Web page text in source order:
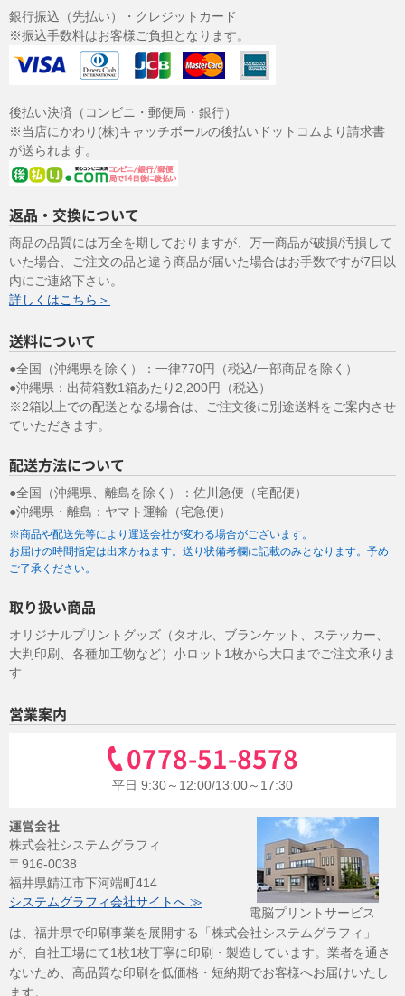
（７）個人情報を入力するにあたっての注意事項
サンプル配送やその後のご連絡に必要な情報を入力していただきま
す。必ず全ての項目を正しく入力してください。不備があった場
合、配送やその他の連絡がうまくできない場合があります。 なお入
いただきました商品、または弊社サービスのご案内をさせていただ
くことがあります。
（８）本人が容易に認識できない方法による個人情報の取得
クッキーやウェブビーコン等を用いるなどして、本人が容易に認識
（９）個人情報の安全管理措置について
取得した個人情報については、漏洩、減失またはき損の防止と是
正、その他個人情報の安全管理のために必要かつ適切な措置を講じ
ます。
お問合せへの回答後、取得した個人情報は当社において削除致しま
す。
じています。
（１０）個人情報の任意性について
皆様方が弊社に提供する個人情報は、基本的に任意の提供と致しま
すが、お願いした個人情報を提供して頂けない場合、本来の適正な
手続き等の処理又は迅速な連絡等の対応が出来ず、皆様方に不利益
（１１）個人情報保護方針
当社ホームページの個人情報保護方針を ご覧下さい。
2009年9月1日制定
2020年11月1日改定
株式会社 システムグラフィ 代表取締役 児玉修一
銀行振込（先払い）・クレジットカード
※振込手数料はお客様ご負担となります。
後払い決済（コンビニ・郵便局・銀行）
※当店にかわり(株)キャッチボールの後払いドットコムより請求書
が送られます。
返品・交換について
商品の品質には万全を期しておりますが、万一商品が破損/汚損して
いた場合、ご注文の品と違う商品が届いた場合はお手数ですが7日以
内にご連絡下さい。
詳しくはこちら＞
送料について
●全国（沖縄県を除く）：一律770円（税込/一部商品を除く）
●沖縄県：出荷箱数1箱あたり2,200円（税込）
※2箱以上での配送となる場合は、ご注文後に別途送料をご案内させ
ていただきます。
配送方法について
●全国（沖縄県、離島を除く）：佐川急便（宅配便）
●沖縄県・離島：ヤマト運輸（宅急便）
※商品や配送先等により運送会社が変わる場合がございます。
お届けの時間指定は出来かねます。送り状備考欄に記載のみとなります。予め
ご了承ください。
取り扱い商品
オリジナルプリントグッズ（タオル、ブランケット、ステッカー、
大判印刷、各種加工物など）小ロット1枚から大口までご注文承りま
す
営業案内
0778-51-8578
平日 9:30～12:00/13:00～17:30
運営会社
株式会社システムグラフィ
〒916-0038
福井県鯖江市下河端町414
システムグラフィ会社サイトへ ≫
電脳プリントサービス
は、福井県で印刷事業を展開する「株式会社システムグラフィ」
が、自社工場にて1枚1枚丁寧に印刷・製造しています。業者を通さ
ないため、高品質な印刷を低価格・短納期でお客様へお届けいたし
ます。